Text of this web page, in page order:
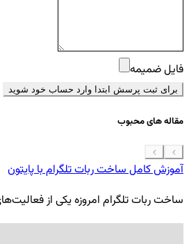
فایل ضمیمه
برای ثبت پرسش ابتدا وارد حساب خود شوید
مقاله های محبوب
آموزش کامل ساخت ربات تلگرام با پایتون
ساخت ربات تلگرام امروزه یکی از